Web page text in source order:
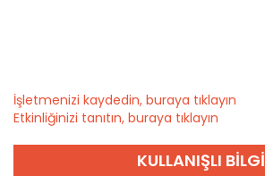
İşletmenizi kaydedin, buraya tıklayın
Etkinliğinizi tanıtın, buraya tıklayın
KULLANIŞLI BILGI